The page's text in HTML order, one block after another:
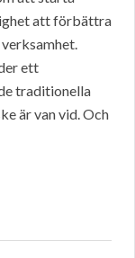
att förbättra
ett
traditionella
är van vid. Och